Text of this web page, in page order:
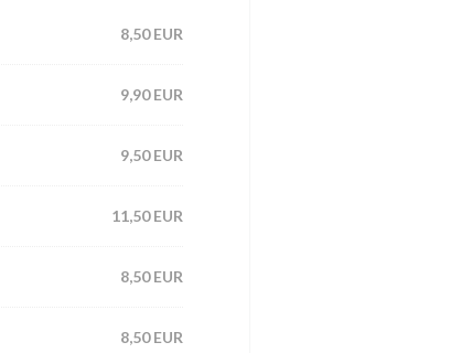
8,50 EUR
9,90 EUR
9,50 EUR
11,50 EUR
8,50 EUR
8,50 EUR